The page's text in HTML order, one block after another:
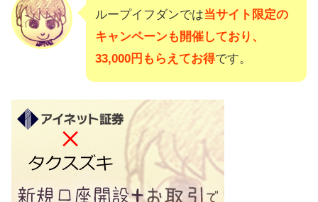
ループイフダンでは当サイト限定の
キャンペーンも開催しており、
33,000円もらえてお得です。